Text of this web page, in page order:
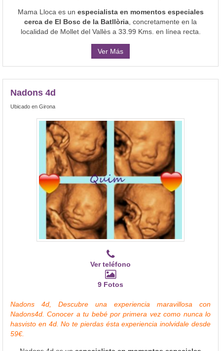
Mama Lloca es un especialista en momentos especiales
cerca de El Bosc de la Batllòria , concretamente en la
localidad de Mollet del Vallès a 33.99 Kms. en línea recta.
Ver Más
Nadons 4d
Ubicado en Girona
Ver teléfono
9 Fotos
Nadons 4d, Descubre una experiencia maravillosa con
Nadons4d. Conocer a tu bebé por primera vez como nunca lo
hasvisto en 4d. No te pierdas ésta experiencia inolvidale desde
59€.